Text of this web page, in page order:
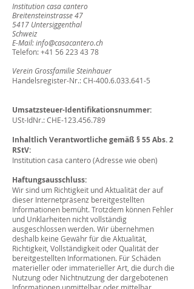
Institution casa cantero
Breitensteinstrasse 47
5417 Untersiggenthal
Schweiz
E-Mail: info@casacantero.ch
Telefon:+41 56 223 43 78
Verein Grossfamilie Steinhauer
Handelsregister-Nr.: CH-400.6.033.641-5
Umsatzsteuer-Identifikationsnummer:
USt-IdNr.: CHE-123.456.789
Inhaltlich Verantwortliche gemäß § 55 Abs. 2
RStV:
Institution casa cantero (Adresse wie oben)
Haftungsausschluss:
Wir sind um Richtigkeit und Aktualität der auf
dieser Internetpräsenz bereitgestellten
Informationen bemüht. Trotzdem können Fehler
und Unklarheiten nicht vollständig
ausgeschlossen werden. Wir übernehmen
deshalb keine Gewähr für die Aktualität,
Richtigkeit, Vollständigkeit oder Qualität der
bereitgestellten Informationen. Für Schäden
materieller oder immaterieller Art, die durch die
Nutzung oder Nichtnutzung der dargebotenen